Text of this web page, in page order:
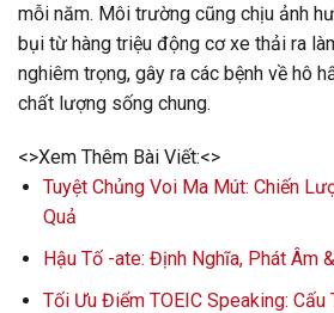
mỗi năm. Môi trường cũng chịu ảnh
bụi từ hàng triệu động cơ xe thải ra
nghiêm trọng, gây ra các bệnh về hô
chất lượng sống chung.
<>Xem Thêm Bài Viết:<>
Tuyệt Chủng Voi Ma Mút: Chiến
Quả
Hậu Tố -ate: Định Nghĩa, Phát Âm
Tối Ưu Điểm TOEIC Speaking: Cấu